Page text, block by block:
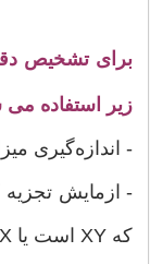
برای تشخیص
زیر استفاده
- اندازه‌گیری
- ازمایش تجزیه
که XY است یا XX)